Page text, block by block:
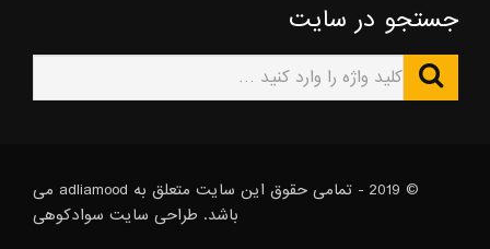
جستجو در سایت
© 2019 - تمامی حقوق این سایت متعلق به adliamood می
باشد. طراحی سایت سوادکوهی